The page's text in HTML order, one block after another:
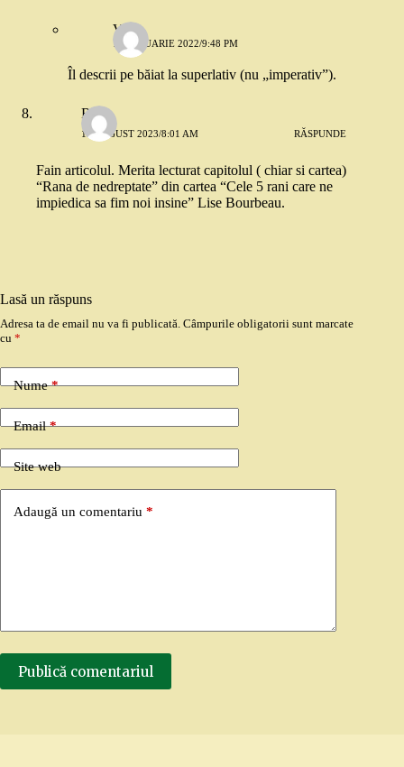
Vyo
15 IANUARIE 2022/9:48 PM
Îl descrii pe băiat la superlativ (nu „imperativ”).
Radu
19 AUGUST 2023/8:01 AM RĂSPUNDE
Fain articolul. Merita lecturat capitolul ( chiar si cartea)
“Rana de nedreptate” din cartea “Cele 5 rani care ne
impiedica sa fim noi insine” Lise Bourbeau.
Lasă un răspuns
Adresa ta de email nu va fi publicată. Câmpurile obligatorii sunt marcate
cu *
Nume*
Email*
Site web
Adaugă un comentariu *
Publică comentariul